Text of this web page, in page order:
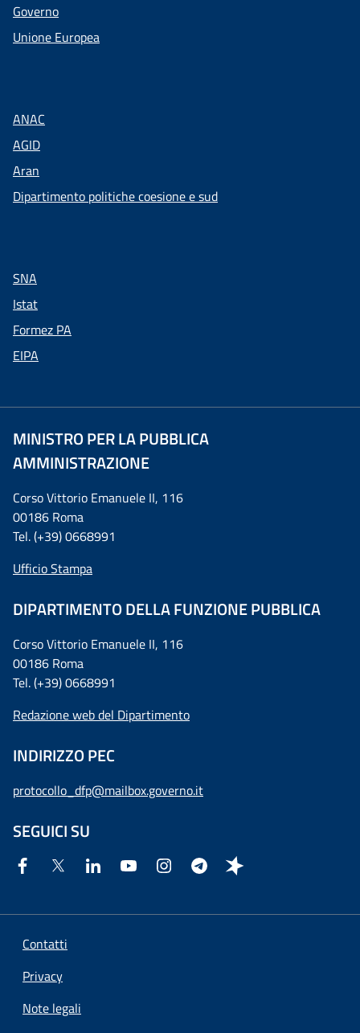
Governo
Unione Europea
ANAC
AGID
Aran
Dipartimento politiche coesione e sud
SNA
Istat
Formez PA
EIPA
MINISTRO PER LA PUBBLICA
AMMINISTRAZIONE
Corso Vittorio Emanuele II, 116
00186 Roma
Tel. (+39) 0668991
Ufficio Stampa
DIPARTIMENTO DELLA FUNZIONE PUBBLICA
Corso Vittorio Emanuele II, 116
00186 Roma
Tel. (+39) 0668991
Redazione web del Dipartimento
INDIRIZZO PEC
protocollo_dfp@mailbox.governo.it
SEGUICI SU
Contatti
Privacy
Note legali